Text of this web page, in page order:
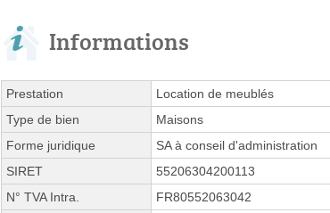
Informations
Prestation
Location de meublés
Type de bien
Maisons
Forme juridique
SA à conseil d'administration
SIRET
55206304200113
N° TVA Intra.
FR80552063042